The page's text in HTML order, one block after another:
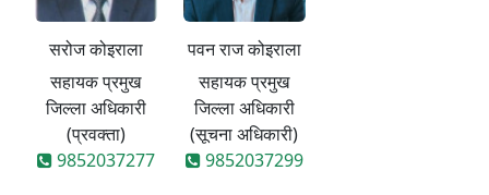
सरोज कोइराला
सहायक प्रमुख
जिल्ला अधिकारी
(प्रवक्ता)
9852037277
पवन राज कोइराला
सहायक प्रमुख
जिल्ला अधिकारी
(सूचना अधिकारी)
9852037299